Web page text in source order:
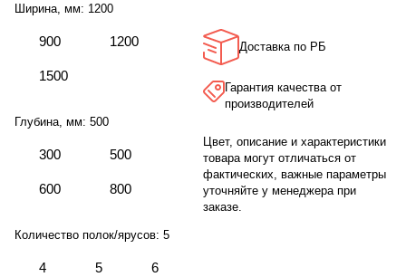
Ширина, мм: 1200
900 1200
1500
Глубина, мм: 500
300 500
600 800
Количество полок/ярусов: 5
4 5 6
Доставка по РБ
Гарантия качества от
производителей
Цвет, описание и характеристики
товара могут отличаться от
фактических, важные параметры
уточняйте у менеджера при
заказе.